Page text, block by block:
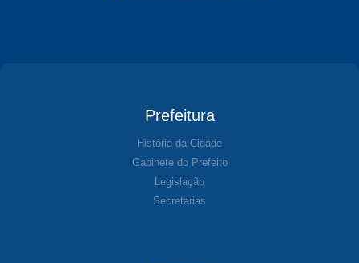
Prefeitura
História da Cidade
Gabinete do Prefeito
Legislação
Secretarias